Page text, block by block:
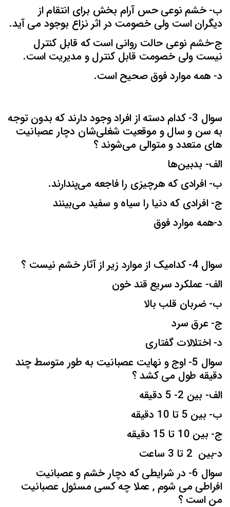
ب- خشم نوعی حس آرام بخش برای انتقام از
دیگران است ولی خصومت در اثر نزاع بوجود می آید.
ج-خشم نوعی حالت روانی است که قابل کنترل
نیست ولی خصومت قابل کنترل و مدیریت است.
د- همه موارد فوق صحیح است.
سوال 3- کدام دسته از افراد وجود دارند که بدون توجه
به سن و سال و موقعیت شغلی‌شان دچار عصبانیت
های متعدد و متوالی می‌شوند ؟
الف- بدبین‌ها
ب- افرادی که هرچیزی را فاجعه می‌پندارند.
ج- افرادی که دنیا را سیاه و سفید می‌بینند
د-همه موارد فوق
سوال 4- کدامیک از موارد زیر از آثار خشم نیست ؟
الف- عملکرد سریع قند خون
ب- ضربان قلب بالا
ج- عرق سرد
د- اختلالات گفتاری
سوال 5- اوج و نهایت عصبانیت به طور متوسط چند
دقیقه طول می کشد ؟
الف- بین 2- 5 دقیقه
ب- بین 5 تا 10 دقیقه
ج- بین 10 تا 15 دقیقه
د-بین 2 تا 3 ساعت
سوال 6- در شرایطی که دچار خشم و عصبانیت
افراطی می شوم , عملا چه کسی مسئول عصبانیت
من است ؟